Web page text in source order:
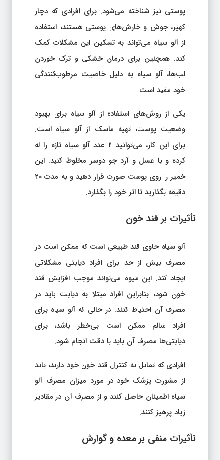
پوستی نیز شناخته می‌شود. برای افرادی که دچار
کهیر، جوش و خارش‌های پوستی هستند، استفاده
از آلو سیاه می‌تواند به تسکین این مشکلات کمک
کند. همچنین برای درمان خشکی و ترک خوردن
لب‌ها، آلو سیاه به دلیل خاصیت مرطوب‌کنندگی
خود مفید است.
یکی از روش‌های استفاده از آلو سیاه برای بهبود
وضعیت پوست، تهیه ماسک از آلو سیاه است.
برای این کار، می‌توانید ۲ عدد آلو سیاه تازه را له
کرده و با عسل و آرد جو دوسر مخلوط کنید. این
خمیر را روی پوست صورت قرار دهید و به مدت ۲۰
دقیقه بگذارید تا اثر خود را بگذارد.
تأثیرات بر قند خون
آلو سیاه حاوی قند طبیعی است که ممکن است در
مصرف بیش از حد برای افراد دیابتی مشکلاتی
ایجاد کند. این میوه می‌تواند موجب افزایش قند
خون شود، بنابراین افراد مبتلا به دیابت باید در
مصرف آن احتیاط کنند. در حالی که آلو سیاه برای
افراد سالم ممکن است بی‌خطر باشد، برای
دیابتی‌ها مصرف آن باید با دقت انجام شود.
افرادی که تمایل به کنترل قند خون خود دارند، باید
از مشورت پزشک خود در مورد میزان مصرف آلو
سیاه اطمینان حاصل کنند و از مصرف آن در مقادیر
زیاد پرهیز کنند.
تأثیرات منفی بر معده و گوارش